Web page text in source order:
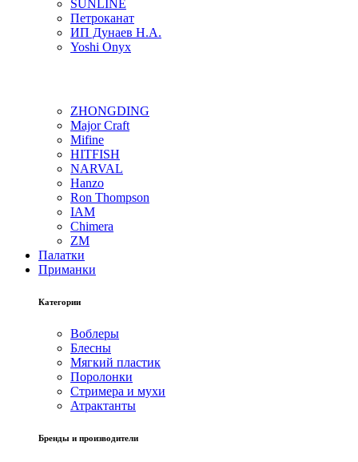
SUNLINE
Петроканат
ИП Дунаев Н.А.
Yoshi Onyx
ZHONGDING
Major Craft
Mifine
HITFISH
NARVAL
Hanzo
Ron Thompson
IAM
Chimera
ZM
Палатки
Приманки
Категории
Воблеры
Блесны
Мягкий пластик
Поролонки
Стримера и мухи
Атрактанты
Бренды и производители